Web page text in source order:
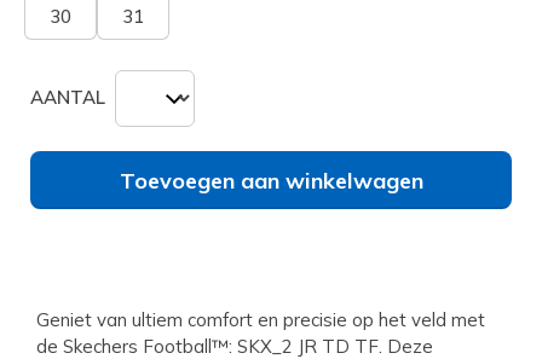
30 31
AANTAL
Toevoegen aan winkelwagen
Geniet van ultiem comfort en precisie op het veld met
de Skechers Football™: SKX_2 JR TD TF. Deze